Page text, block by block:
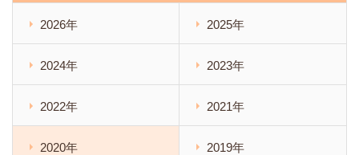
2026年 2025年
2024年 2023年
2022年 2021年
2020年 2019年